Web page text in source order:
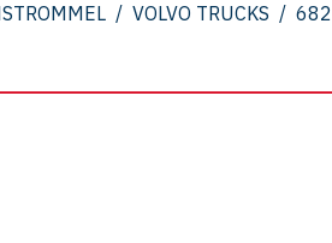
/ VOLVO TRUCKS /